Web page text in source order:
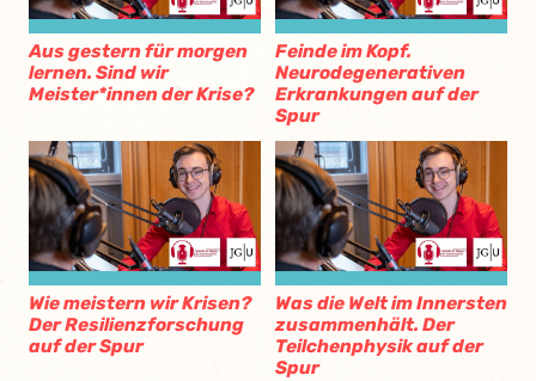
Aus gestern für morgen
lernen. Sind wir
Meister*innen der Krise?
Feinde im Kopf.
Neurodegenerativen
Erkrankungen auf der
Spur
Wie meistern wir Krisen?
Der Resilienzforschung
auf der Spur
Was die Welt im Innersten
zusammenhält. Der
Teilchenphysik auf der
Spur